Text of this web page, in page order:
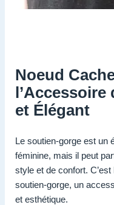
Noeud
l’Accessoire
et Élégant
Le soutien-gorge est un
féminine, mais il peut
style et de confort.
soutien-gorge, un
et esthétique.